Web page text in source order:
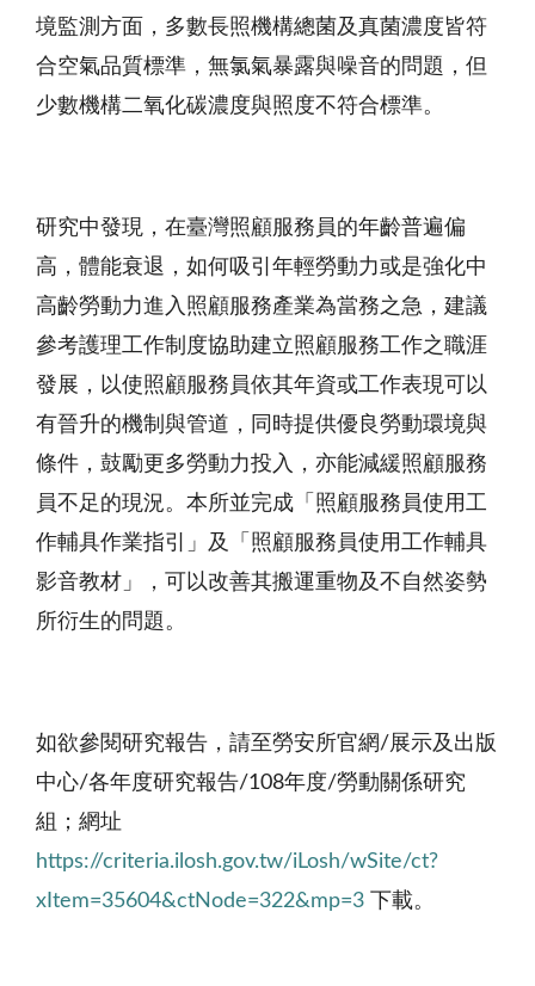
境監測方面，多數長照機構總菌及真菌濃度皆符
合空氣品質標準，無氯氣暴露與噪音的問題，但
少數機構二氧化碳濃度與照度不符合標準。
研究中發現，在臺灣照顧服務員的年齡普遍偏
高，體能衰退，如何吸引年輕勞動力或是強化中
高齡勞動力進入照顧服務產業為當務之急，建議
參考護理工作制度協助建立照顧服務工作之職涯
發展，以使照顧服務員依其年資或工作表現可以
有晉升的機制與管道，同時提供優良勞動環境與
條件，鼓勵更多勞動力投入，亦能減緩照顧服務
員不足的現況。本所並完成「照顧服務員使用工
作輔具作業指引」及「照顧服務員使用工作輔具
影音教材」，可以改善其搬運重物及不自然姿勢
所衍生的問題。
如欲參閱研究報告，請至勞安所官網/展示及出版
中心/各年度研究報告/108年度/勞動關係研究
組；網址
https://criteria.ilosh.gov.tw/iLosh/wSite/ct?
xItem=35604&ctNode=322&mp=3 下載。